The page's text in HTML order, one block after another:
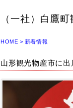
（一社）白鷹
HOME > 新着情報
山形観光物産市に出